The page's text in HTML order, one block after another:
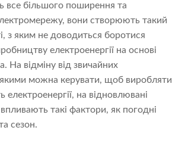
все більшого поширення та
вони створюють такий
з яким не доводиться боротися
електроенергії на основі
На відміну від звичайних
якими можна керувати, щоб виробляти
електроенергії, на відновлювані
такі фактори, як погодні
сезон.